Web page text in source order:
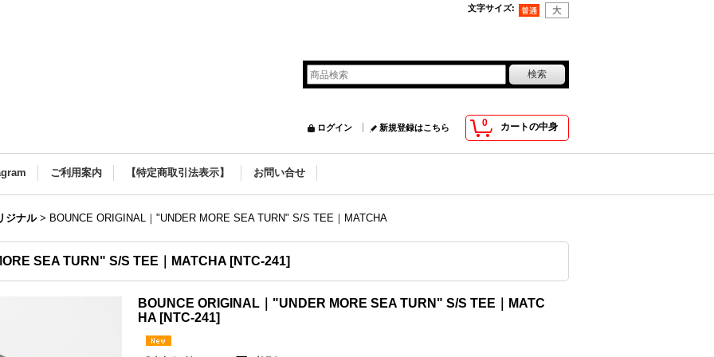
文字サイズ:
0 カートの中身
ログイン 新規登録はこちら
ご利用案内 【特定商取引法表示】 お問い合せ
ジナル > BOUNCE ORIGINAL｜"UNDER MORE SEA TURN" S/S TEE｜MATCHA
SEA TURN" S/S TEE｜MATCHA [NTC-241]
BOUNCE ORIGINAL｜"UNDER MORE SEA TURN" S/S TEE｜MATC
HA [NTC-241]